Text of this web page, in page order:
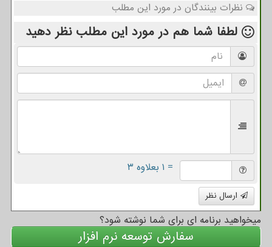
نظرات بینندگان در مورد این مطلب
لطفا شما هم در مورد این مطلب نظر دهید
= ۱ بعلاوه ۳
ارسال نظر
میخواهید برنامه ای برای شما نوشته شود؟
سفارش توسعه نرم افزار